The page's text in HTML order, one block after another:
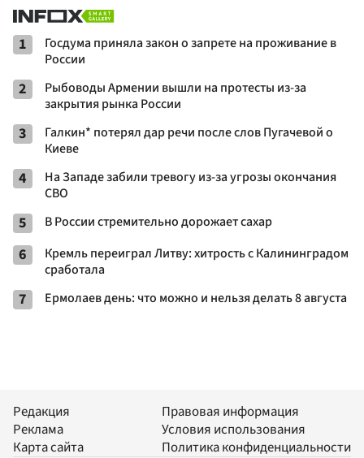
1
Госдума приняла закон о запрете на проживание в
России
2
Рыбоводы Армении вышли на протесты из-за
закрытия рынка России
3
Галкин* потерял дар речи после слов Пугачевой о
Киеве
4
На Западе забили тревогу из-за угрозы окончания
СВО
5 В России стремительно дорожает сахар
6
Кремль переиграл Литву: хитрость с Калининградом
сработала
7 Ермолаев день: что можно и нельзя делать 8 августа
Редакция
Реклама
Карта сайта
Правовая информация
Условия использования
Политика конфиденциальности